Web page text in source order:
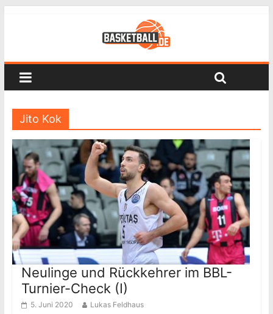
Jito Kok
Neulinge und Rückkehrer im BBL-
Turnier-Check (I)
5. Juni 2020 Lukas Feldhaus